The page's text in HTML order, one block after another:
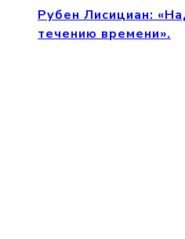
Рубен Лисициан:
течению времени».